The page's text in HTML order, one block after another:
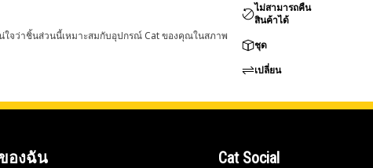
จว่าชิ้นส่วนนี้เหมาะสมกับอุปกรณ์ Cat ของคุณในสภาพ
ไม่สามารถคืน
สินค้าได้
ชุด
เปลี่ยน
องฉัน Cat Social